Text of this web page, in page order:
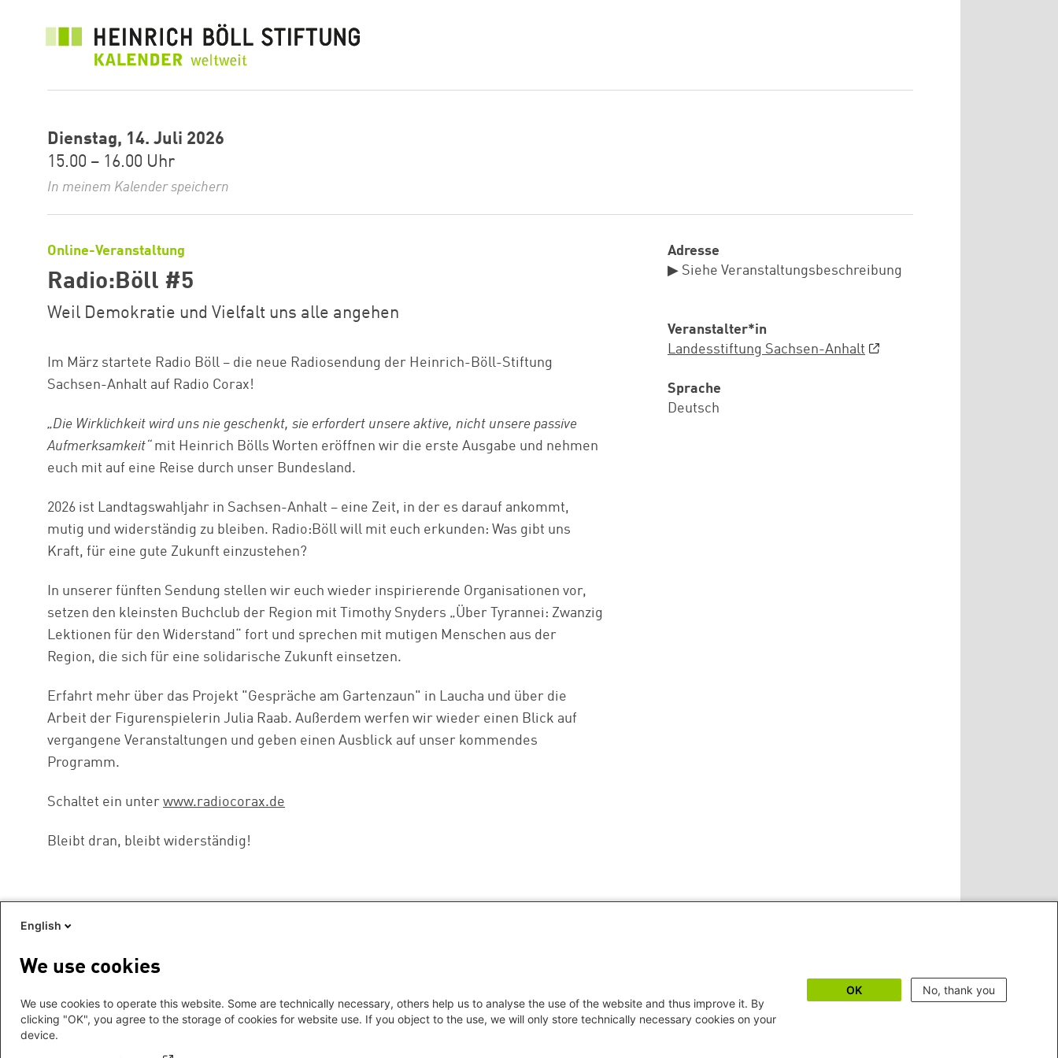
Dienstag, 14. Juli 2026
15.00 – 16.00 Uhr
In meinem Kalender speichern
Online-Veranstaltung
Radio:Böll #5
Weil Demokratie und Vielfalt uns alle angehen
Im März startete Radio Böll – die neue Radiosendung der Heinrich-Böll-Stiftung
Sachsen-Anhalt auf Radio Corax!
„Die Wirklichkeit wird uns nie geschenkt, sie erfordert unsere aktive, nicht unsere passive
Aufmerksamkeit“
mit Heinrich Bölls Worten eröffnen wir die erste Ausgabe und nehmen
euch mit auf eine Reise durch unser Bundesland.
2026 ist Landtagswahljahr in Sachsen-Anhalt – eine Zeit, in der es darauf ankommt,
mutig und widerständig zu bleiben. Radio:Böll will mit euch erkunden: Was gibt uns
Kraft, für eine gute Zukunft einzustehen?
In unserer fünften Sendung stellen wir euch wieder inspirierende Organisationen vor,
setzen den kleinsten Buchclub der Region mit Timothy Snyders „Über Tyrannei: Zwanzig
Lektionen für den Widerstand“ fort und sprechen mit mutigen Menschen aus der
Region, die sich für eine solidarische Zukunft einsetzen.
Erfahrt mehr über das Projekt "Gespräche am Gartenzaun" in Laucha und über die
Arbeit der Figurenspielerin Julia Raab. Außerdem werfen wir wieder einen Blick auf
vergangene Veranstaltungen und geben einen Ausblick auf unser kommendes
Programm.
Schaltet ein unter www.radiocorax.de
Bleibt dran, bleibt widerständig!
Adresse
▶ Siehe Veranstaltungsbeschreibung
Veranstalter*in
Landesstiftung Sachsen-Anhalt
Sprache
Deutsch
English
We use cookies
We use cookies to operate this website. Some are technically necessary, others help us to analyse the use of the website and thus improve it. By
clicking "OK", you agree to the storage of cookies for website use. If you object to the use, we will only store technically necessary cookies on your
device.
OK No, thank you